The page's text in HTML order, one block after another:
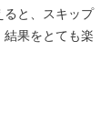
ると、スキップ
結果をとても楽